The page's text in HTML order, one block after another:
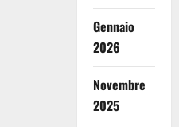
Gennaio
2026
Novembre
2025